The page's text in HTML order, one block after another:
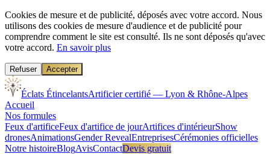
Cookies de mesure et de publicité, déposés avec votre accord. Nous
utilisons des cookies de mesure d'audience et de publicité pour
comprendre comment le site est consulté. Ils ne sont déposés qu'avec
votre accord. En savoir plus
Refuser Accepter
Éclats ÉtincelantsArtificier certifié — Lyon & Rhône-Alpes
Accueil
Nos formules
Feux d'artificeFeux d'artifice de jourArtifices d'intérieurShow
dronesAnimationsGender RevealEntreprisesCérémonies officielles
Notre histoireBlogAvisContactDevis gratuit